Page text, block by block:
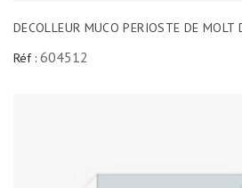
DECOLLEUR MUCO PERIOSTE DE MOLT
Réf : 604512